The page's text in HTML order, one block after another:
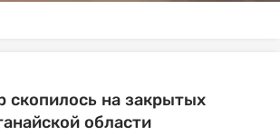
скопилось на закрытых
области